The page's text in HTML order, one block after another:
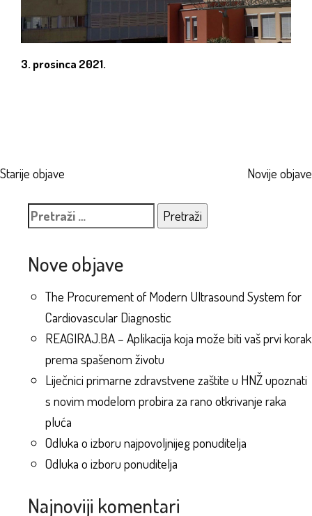
3. prosinca 2021.
Navigacija
objava
Starije objave Novije objave
Pretraži:
Nove objave
The Procurement of Modern Ultrasound System for
Cardiovascular Diagnostic
REAGIRAJ.BA – Aplikacija koja može biti vaš prvi korak
prema spašenom životu
Liječnici primarne zdravstvene zaštite u HNŽ upoznati
s novim modelom probira za rano otkrivanje raka
pluća
Odluka o izboru najpovoljnijeg ponuditelja
Odluka o izboru ponuditelja
Najnoviji komentari